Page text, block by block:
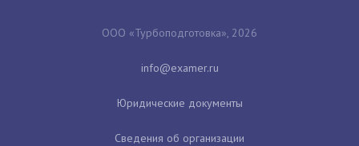
ООО «Турбоподготовка», 2026
Юридические документы
Сведения об организации